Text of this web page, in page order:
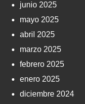
junio 2025
mayo 2025
abril 2025
marzo 2025
febrero 2025
enero 2025
diciembre 2024